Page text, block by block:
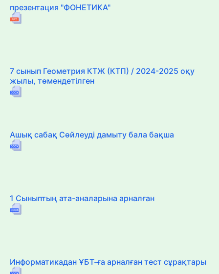
презентация "ФОНЕТИКА"
7 сынып Геометрия КТЖ (КТП) / 2024-2025 оқу
жылы, төмендетілген
Ашық сабақ Сөйлеуді дамыту бала бақша
1 Сыныптың ата-аналарына арналған
Информатикадан ҰБТ-ға арналған тест сұрақтары